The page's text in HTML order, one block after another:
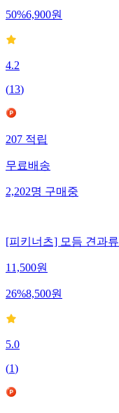
50%6,900원
4.2
(13)
207적립
무료배송
2,202명구매중
[피키너츠] 모듬 견과
11,500원
26%8,500원
5.0
(1)